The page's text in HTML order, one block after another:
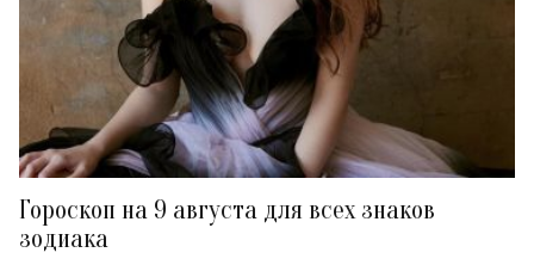
Гороскоп на 9 августа для всех знаков
зодиака